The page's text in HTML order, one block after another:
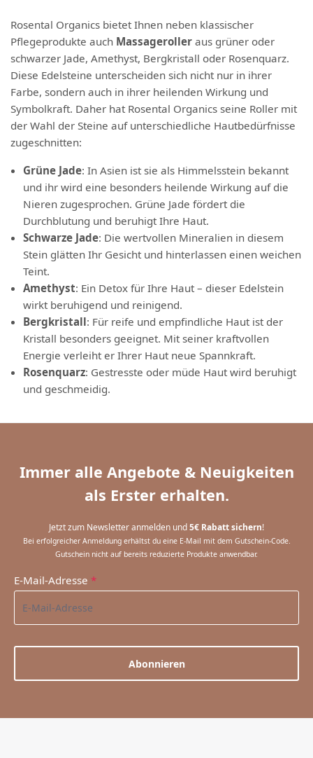
Rosental Organics bietet Ihnen neben klassischer
Pflegeprodukte auch Massageroller aus grüner oder
schwarzer Jade, Amethyst, Bergkristall oder Rosenquarz.
Diese Edelsteine unterscheiden sich nicht nur in ihrer
Farbe, sondern auch in ihrer heilenden Wirkung und
Symbolkraft. Daher hat Rosental Organics seine Roller mit
der Wahl der Steine auf unterschiedliche Hautbedürfnisse
zugeschnitten:
Grüne Jade: In Asien ist sie als Himmelsstein bekannt
und ihr wird eine besonders heilende Wirkung auf die
Nieren zugesprochen. Grüne Jade fördert die
Durchblutung und beruhigt Ihre Haut.
Schwarze Jade: Die wertvollen Mineralien in diesem
Stein glätten Ihr Gesicht und hinterlassen einen weichen
Teint.
Amethyst: Ein Detox für Ihre Haut – dieser Edelstein
wirkt beruhigend und reinigend.
Bergkristall: Für reife und empfindliche Haut ist der
Kristall besonders geeignet. Mit seiner kraftvollen
Energie verleiht er Ihrer Haut neue Spannkraft.
Rosenquarz: Gestresste oder müde Haut wird beruhigt
und geschmeidig.
Immer alle Angebote & Neuigkeiten
als Erster erhalten.
Jetzt zum Newsletter anmelden und5€ Rabatt sichern!
Bei erfolgreicher Anmeldung erhältst du eine E-Mail mit dem Gutschein-Code.
Gutschein nicht auf bereits reduzierte Produkte anwendbar.
E-Mail-Adresse *
Abonnieren